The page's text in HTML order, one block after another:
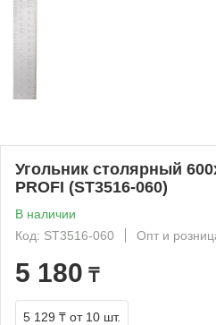
Угольник столярный
PROFI (ST3516-060)
В наличии
Код: ST3516-060
Опт и
5 180 ₸
5 129 ₸ от 10 шт.